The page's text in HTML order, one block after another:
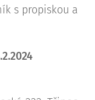
s propiskou a